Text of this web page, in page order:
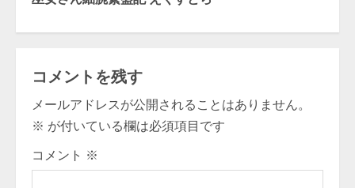
n
t
i
n
u
コメントを残す
メールアドレスが公開されることはありません。
※ が付いている欄は必須項目です
コメント ※